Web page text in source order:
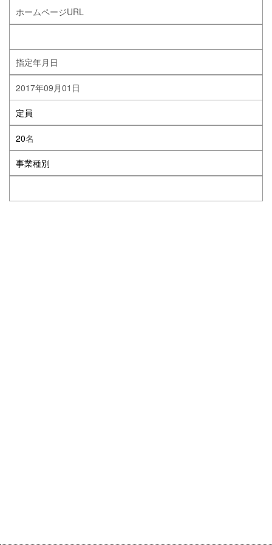
ホームページURL
指定年月日
2017年09月01日
定員
20名
事業種別